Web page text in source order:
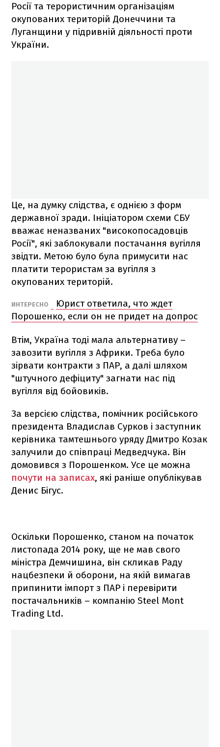
Росії та терористичним організаціям
окупованих територій Донеччини та
Луганщини у підривній діяльності проти
України.
Це, на думку слідства, є однією з форм
державної зради. Ініціатором схеми СБУ
вважає неназваних "високопосадовців
Росії", які заблокували постачання вугілля
звідти. Метою було була примусити нас
платити терористам за вугілля з
окупованих територій.
ИНТЕРЕСНО
Юрист ответила, что ждет
Порошенко, если он не придет на допрос
Втім, Україна тоді мала альтернативу –
завозити вугілля з Африки. Треба було
зірвати контракти з ПАР, а далі шляхом
"штучного дефіциту" загнати нас під
вугілля від бойовиків.
За версією слідства, помічник російського
президента Владислав Сурков і заступник
керівника тамтешнього уряду Дмитро Козак
залучили до співпраці Медведчука. Він
домовився з Порошенком. Усе це можна
почути на записах, які раніше опублікував
Денис Бігус.
Оскільки Порошенко, станом на початок
листопада 2014 року, ще не мав свого
міністра Демчишина, він скликав Раду
нацбезпеки й оборони, на якій вимагав
припинити імпорт з ПАР і перевірити
постачальників – компанію Steel Mont
Trading Ltd.